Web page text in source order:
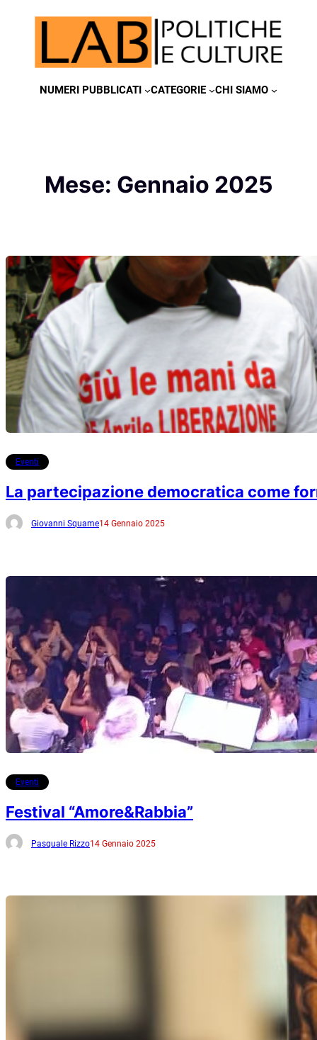
NUMERI PUBBLICATI CATEGORIE CHI SIAMO
Mese: Gennaio 2025
Eventi
La partecipazione democratica come
Giovanni Squame14 Gennaio 2025
Eventi
Festival “Amore&Rabbia”
Pasquale Rizzo14 Gennaio 2025